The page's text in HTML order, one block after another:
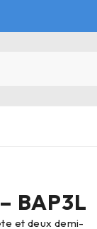
BAP3L